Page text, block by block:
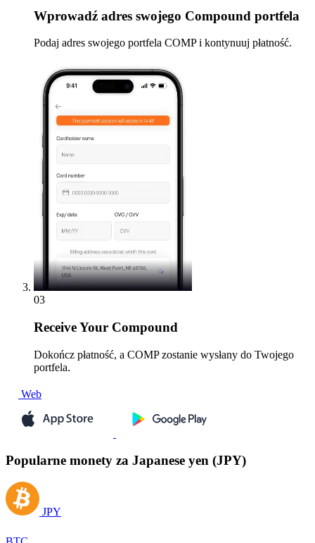
Wprowadź adres swojego Compound portfela
Podaj adres swojego portfela COMP i kontynuuj płatność.
03
ReceiveYour Compound
Dokończ płatność, a COMP zostanie wysłany do Twojego
portfela.
Web
Popularne monety za Japanese yen (JPY)
JPY